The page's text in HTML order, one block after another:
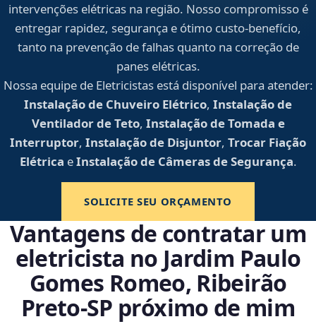
intervenções elétricas na região. Nosso compromisso é
entregar rapidez, segurança e ótimo custo-benefício,
tanto na prevenção de falhas quanto na correção de
panes elétricas.
Nossa equipe de Eletricistas está disponível para atender:
Instalação de Chuveiro Elétrico, Instalação de
Ventilador de Teto, Instalação de Tomada e
Interruptor, Instalação de Disjuntor, Trocar Fiação
Elétrica eInstalação de Câmeras de Segurança.
SOLICITE SEU ORÇAMENTO
Vantagens de contratar um
eletricista no Jardim Paulo
Gomes Romeo, Ribeirão
Preto‑SP próximo de mim